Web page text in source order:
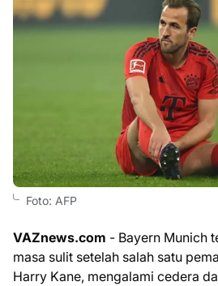
Foto: AFP
VAZnews.com - Bayern Munich
masa sulit setelah salah satu
Harry Kane, mengalami cedera